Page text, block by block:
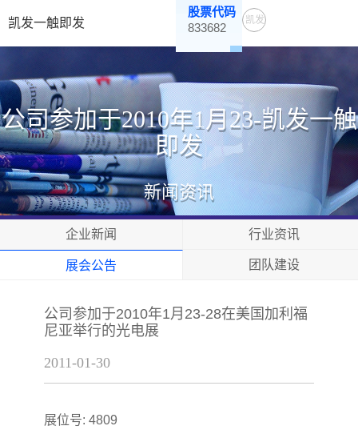
凯发一触即发
股票代码
833682
凯发
公司参加于2010年1月23-凯发一触
即发
新闻资讯
企业新闻 行业资讯
展会公告 团队建设
公司参加于2010年1月23-28在美国加利福
尼亚举行的光电展
2011-01-30
展位号: 4809